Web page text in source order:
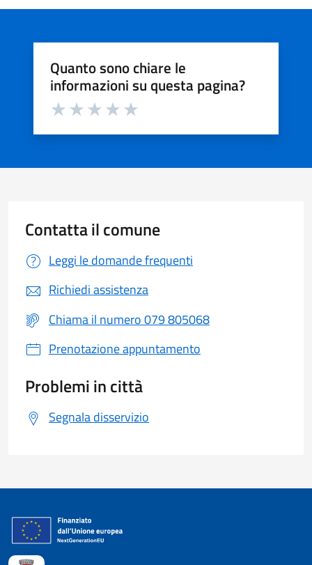
Quanto sono chiare le
informazioni su questa pagina?
Valuta da 1 a 5 stelle la pagina
Contatta il comune
Leggi le domande frequenti
Richiedi assistenza
Chiama il numero 079 805068
Prenotazione appuntamento
Problemi in città
Segnala disservizio